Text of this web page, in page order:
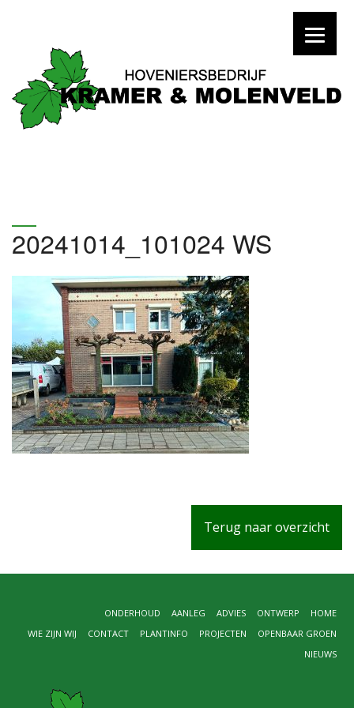
20241014_101024 WS
Terug naar overzicht
HOME
ONTWERP
ADVIES
AANLEG
ONDERHOUD
OPENBAAR GROEN
PROJECTEN
PLANTINFO
CONTACT
WIE ZIJN WIJ
NIEUWS